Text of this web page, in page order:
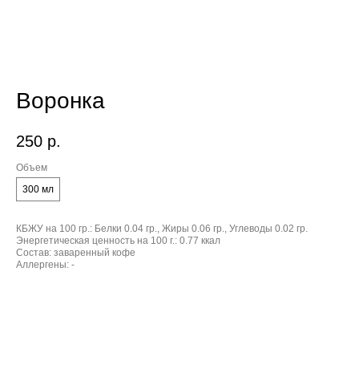
Воронка
250 р.
Объем
300 мл
КБЖУ на 100 гр.: Белки 0.04 гр., Жиры 0.06 гр., Углеводы 0.02 гр.
Энергетическая ценность на 100 г.: 0.77 ккал
Состав: заваренный кофе
Аллергены: -